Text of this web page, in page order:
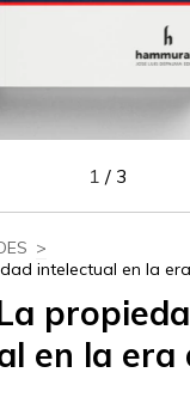
1 / 3
>
intelectual en la
en la era